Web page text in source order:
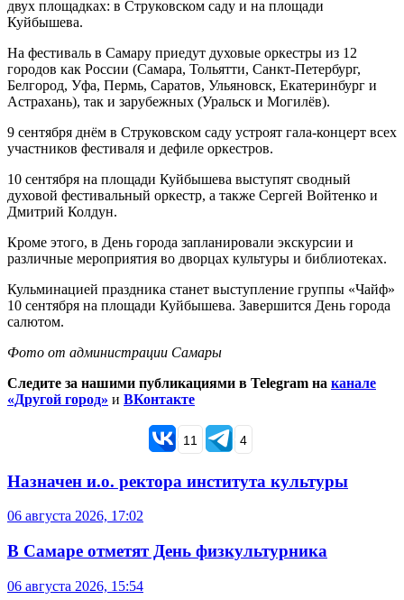
двух площадках: в Струковском саду и на площади
Куйбышева.
На фестиваль в Самару приедут духовые оркестры из 12
городов как России (Самара, Тольятти, Санкт-Петербург,
Белгород, Уфа, Пермь, Саратов, Ульяновск, Екатеринбург и
Астрахань), так и зарубежных (Уральск и Могилёв).
9 сентября днём в Струковском саду устроят гала-концерт всех
участников фестиваля и дефиле оркестров.
10 сентября на площади Куйбышева выступят сводный
духовой фестивальный оркестр, а также Сергей Войтенко и
Дмитрий Колдун.
Кроме этого, в День города запланировали экскурсии и
различные мероприятия во дворцах культуры и библиотеках.
Кульминацией праздника станет выступление группы «Чайф»
10 сентября на площади Куйбышева. Завершится День города
салютом.
Фото от администрации Самары
Следите за нашими публикациями в Telegram на канале
«Другой город» и ВКонтакте
11 4
Назначен и.о. ректора института культуры
06 августа 2026, 17:02
В Самаре отметят День физкультурника
06 августа 2026, 15:54